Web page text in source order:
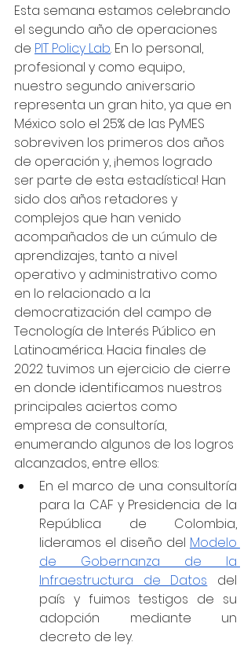
Esta semana estamos celebrando
el segundo año de operaciones
de PIT Policy Lab. En lo personal,
profesional y como equipo,
nuestro segundo aniversario
representa un gran hito, ya que en
México solo el 25% de las PyMES
sobreviven los primeros dos años
de operación y, ¡hemos logrado
ser parte de esta estadística! Han
sido dos años retadores y
complejos que han venido
acompañados de un cúmulo de
aprendizajes, tanto a nivel
operativo y administrativo como
en lo relacionado a la
democratización del campo de
Tecnología de Interés Público en
Latinoamérica. Hacia finales de
2022 tuvimos un ejercicio de cierre
en donde identificamos nuestros
principales aciertos como
empresa de consultoría,
enumerando algunos de los logros
alcanzados, entre ellos:
En el marco de una consultoría
para la CAF y Presidencia de la
República de Colombia,
lideramos el diseño del Modelo
de Gobernanza de la
Infraestructura de Datos del
país y fuimos testigos de su
adopción mediante un
decreto de ley.